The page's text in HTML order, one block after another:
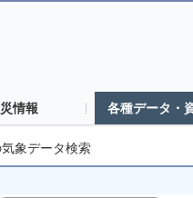
情報 各種データ・
象データ検索